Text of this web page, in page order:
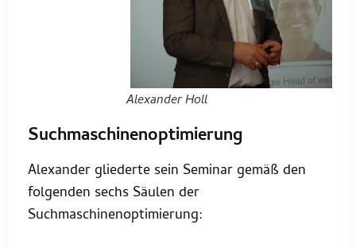
Alexander Holl
Suchmaschinenoptimierung
Alexander gliederte sein Seminar gemäß den
folgenden sechs Säulen der
Suchmaschinenoptimierung: